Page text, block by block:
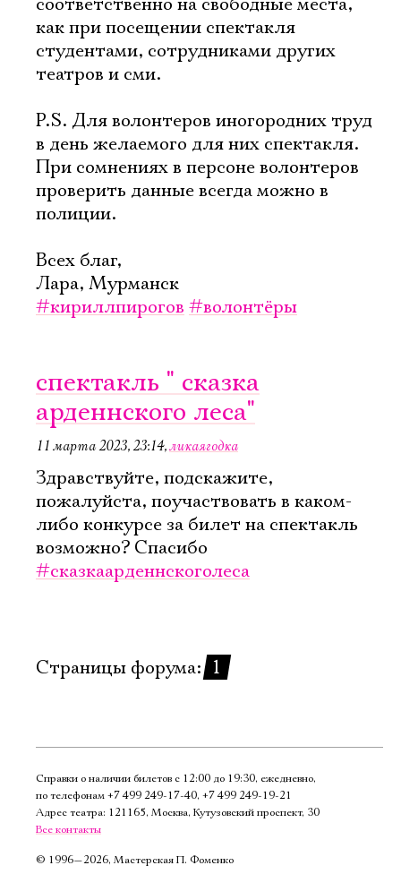
как при посещении спектакля
студентами, сотрудниками других
театров и сми.
P.S. Для волонтеров иногородних труд
в день желаемого для них спектакля.
При сомнениях в персоне волонтеров
проверить данные всегда можно в
полиции.
Всех благ,
Лара, Мурманск
#кириллпирогов #волонтёры
спектакль " сказка
арденнского леса"
11 марта 2023, 23:14,ликаягодка
Здравствуйте, подскажите,
пожалуйста, поучаствовать в каком-
либо конкурсе за билет на спектакль
возможно? Спасибо
#сказкаарденнскоголеса
Страницы форума: 1
Справки о наличии билетов с 12:00 до 19:30, ежедневно,
по телефонам +7 499 249‑17‑40, +7 499 249‑19‑21
Адрес театра: 121165, Москва, Кутузовский проспект, 30
Все контакты
© 1996—2026, Мастерская П. Фоменко
Ознакомиться